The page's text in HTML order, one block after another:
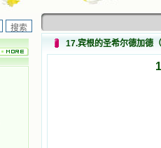
17.宾根的圣希尔德加德